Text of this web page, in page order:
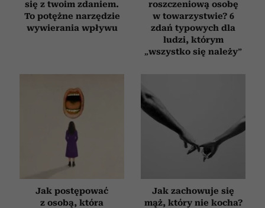
się z twoim zdaniem.
To potężne narzędzie
wywierania wpływu
roszczeniową osobę
w towarzystwie? 6
zdań typowych dla
ludzi, którym
„wszystko się należy”
Jak postępować
z osobą, która
Jak zachowuje się
mąż, który nie kocha?